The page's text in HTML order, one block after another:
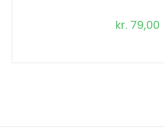
kr. 79,00